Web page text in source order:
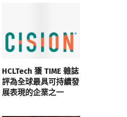
HCLTech 獲 TIME 雜誌
評為全球最具可持續發
展表現的企業之一